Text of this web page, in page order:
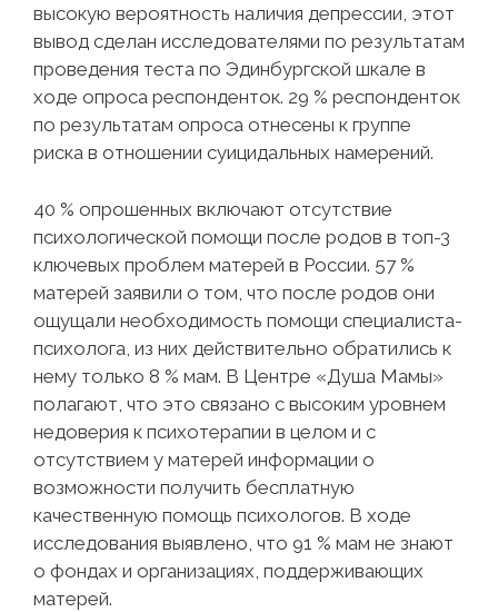
высокую вероятность наличия депрессии, этот
вывод сделан исследователями по результатам
проведения теста по Эдинбургской шкале в
ходе опроса респонденток. 29 % респонденток
по результатам опроса отнесены к группе
риска в отношении суицидальных намерений.
40 % опрошенных включают отсутствие
психологической помощи после родов в топ-3
ключевых проблем матерей в России. 57 %
матерей заявили о том, что после родов они
ощущали необходимость помощи специалиста-
психолога, из них действительно обратились к
нему только 8 % мам. В Центре «Душа Мамы»
полагают, что это связано с высоким уровнем
недоверия к психотерапии в целом и с
отсутствием у матерей информации о
возможности получить бесплатную
качественную помощь психологов. В ходе
исследования выявлено, что 91 % мам не знают
о фондах и организациях, поддерживающих
матерей.